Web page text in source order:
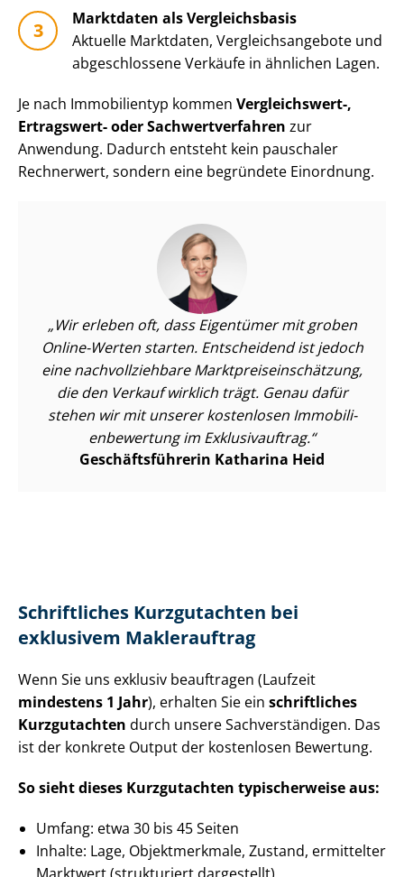
Marktdaten als Vergleichsbasis
Aktuelle Marktdaten, Ver­gleichs­an­ge­bo­te und
abgeschlossene Verkäufe in ähnlichen Lagen.
Je nach Immobilientyp kommen Vergleichswert-,
Ertragswert- oder Sach­wert­ver­fah­ren zur
Anwendung. Dadurch entsteht kein pauschaler
Rechnerwert, sondern eine begründete Einordnung.
Wir erleben oft, dass Eigentümer mit groben
Online-Werten starten. Entscheidend ist jedoch
eine nach­voll­zieh­ba­re Markt­preis­ein­schät­zung,
die den Verkauf wirklich trägt. Genau dafür
stehen wir mit unserer kostenlosen Im­mo­bi­li­
en­be­wer­tung im Exklusivauftrag.
Ge­schäfts­füh­re­rin Katharina Heid
Schriftliches Kurzgutachten bei
exklusivem Maklerauftrag
Wenn Sie uns exklusiv beauftragen (Laufzeit
mindestens 1 Jahr), erhalten Sie ein schriftliches
Kurzgutachten durch unsere Sach­ver­stän­di­gen. Das
ist der konkrete Output der kostenlosen Bewertung.
So sieht dieses Kurzgutachten typischerweise aus:
Umfang: etwa 30 bis 45 Seiten
Inhalte: Lage, Objektmerkmale, Zustand, ermittelter